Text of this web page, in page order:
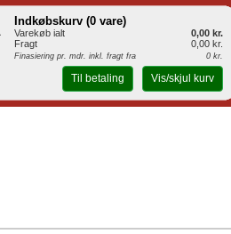
Indkøbskurv (0 vare)
Varekøb ialt
0,00 kr.
Fragt
0,00 kr.
Finasiering pr. mdr. inkl. fragt fra 0 kr.
Til betaling Vis/skjul kurv